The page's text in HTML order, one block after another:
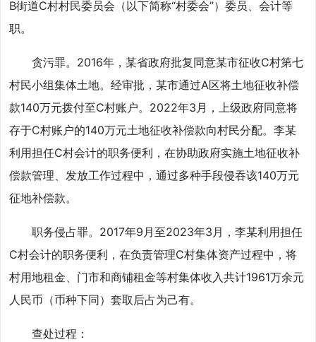
B街道C村村民委员会（以下简称“村委会”）委员、会计等
职。
贪污罪。2016年，某省政府批复同意某市征收C村第七
村民小组集体土地。经审批，某市通过A区将土地征收补偿
款140万元拨付至C村账户。2022年3月，上级政府同意将
存于C村账户的140万元土地征收补偿款向村民分配。李某
利用担任C村会计的职务便利，在协助政府实施土地征收补
偿款管理、发放工作过程中，通过多种手段侵吞该140万元
征地补偿款。
职务侵占罪。2017年9月至2023年3月，李某利用担任
C村会计的职务便利，在负责管理C村集体资产过程中，将
村用地租金、门市和商铺租金等村集体收入共计1961万余元
人民币（币种下同）套取后占为己有。
查处过程：